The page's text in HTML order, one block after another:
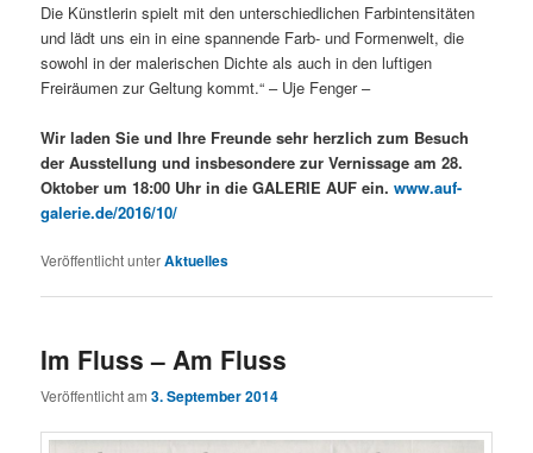
Die Künstlerin spielt mit den unterschiedlichen Farbintensitäten
und lädt uns ein in eine spannende Farb- und Formenwelt, die
sowohl in der malerischen Dichte als auch in den luftigen
Freiräumen zur Geltung kommt.“ – Uje Fenger –
Wir laden Sie und Ihre Freunde sehr herzlich zum Besuch
der Ausstellung und insbesondere zur Vernissage am 28.
Oktober um 18:00 Uhr in die GALERIE AUF ein.www.auf-
galerie.de/2016/10/
Veröffentlicht unterAktuelles
Im Fluss – Am Fluss
Veröffentlicht am3. September 2014